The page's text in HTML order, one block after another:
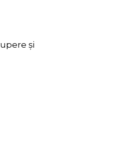
și